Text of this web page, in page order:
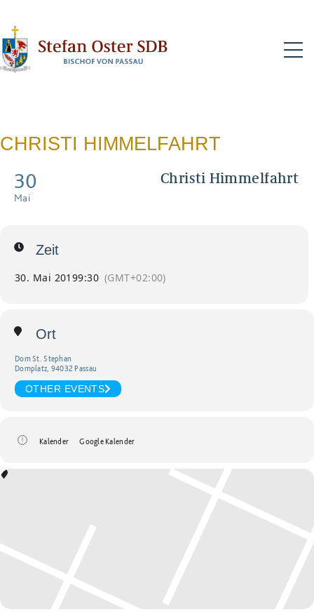
CHRISTI HIMMELFAHRT
30
Mai
Christi Himmelfahrt
Zeit
30. Mai 20199:30 (GMT+02:00)
Ort
Dom St. Stephan
Domplatz, 94032 Passau
OTHER EVENTS
Kalender Google Kalender